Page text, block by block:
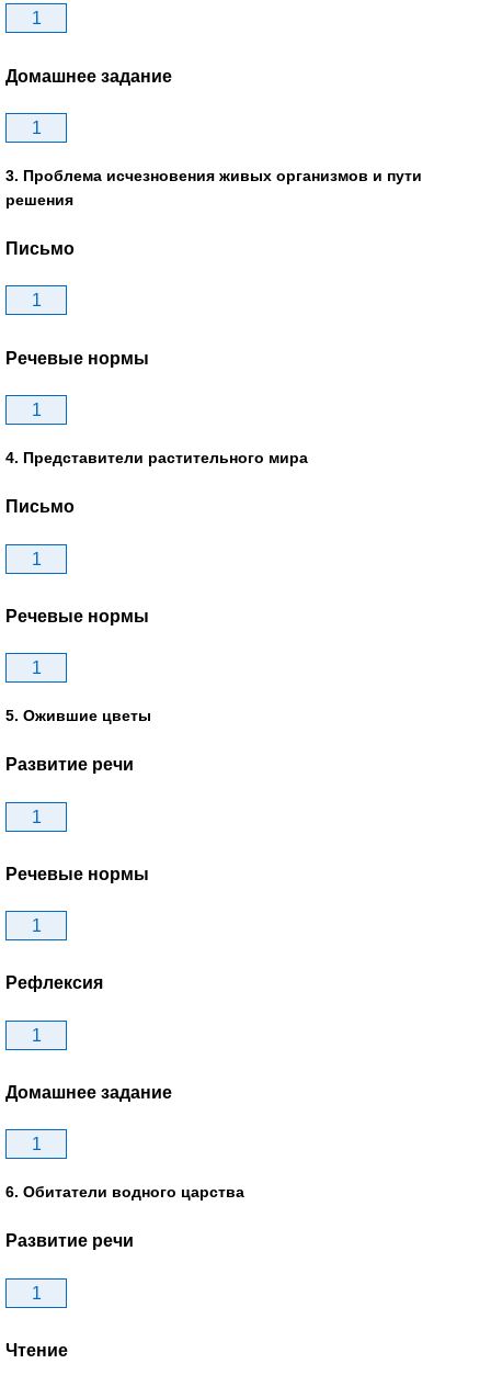
1
Домашнее задание
1
3. Проблема исчезновения живых организмов и пути
решения
Письмо
1
Речевые нормы
1
4. Представители растительного мира
Письмо
1
Речевые нормы
1
5. Ожившие цветы
Развитие речи
1
Речевые нормы
1
Рефлексия
1
Домашнее задание
1
6. Обитатели водного царства
Развитие речи
1
Чтение